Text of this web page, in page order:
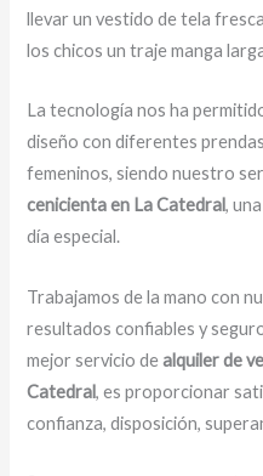
llevar un vestido de tela
los chicos un traje manga
La tecnología nos ha
diseño con diferentes
femeninos, siendo nuestro
cenicienta en La Catedral,
día especial.
Trabajamos de la mano con
resultados confiables y
mejor servicio dealquiler de
Catedral, es proporcionar
confianza, disposición,